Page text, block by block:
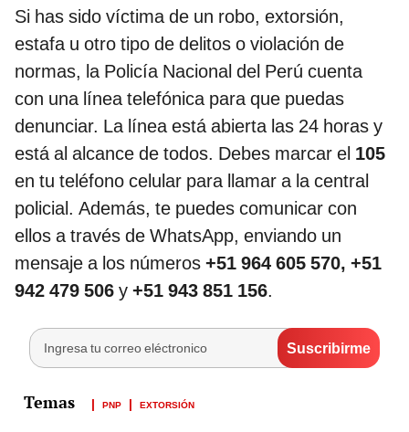
Si has sido víctima de un robo, extorsión,
estafa u otro tipo de delitos o violación de
normas, la Policía Nacional del Perú cuenta
con una línea telefónica para que puedas
denunciar. La línea está abierta las 24 horas y
está al alcance de todos. Debes marcar el 105
en tu teléfono celular para llamar a la central
policial. Además, te puedes comunicar con
ellos a través de WhatsApp, enviando un
mensaje a los números +51 964 605 570, +51
942 479 506 y +51 943 851 156.
PNP EXTORSIÓN